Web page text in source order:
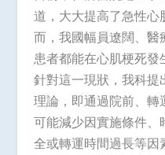
道，大大提高了急性心
而，我國幅員遼闊、
患者都能在心肌梗死發
針對這一現狀，我科提
理論，即通過院前、轉
可能減少因實施條件、
全或轉運時間過長等